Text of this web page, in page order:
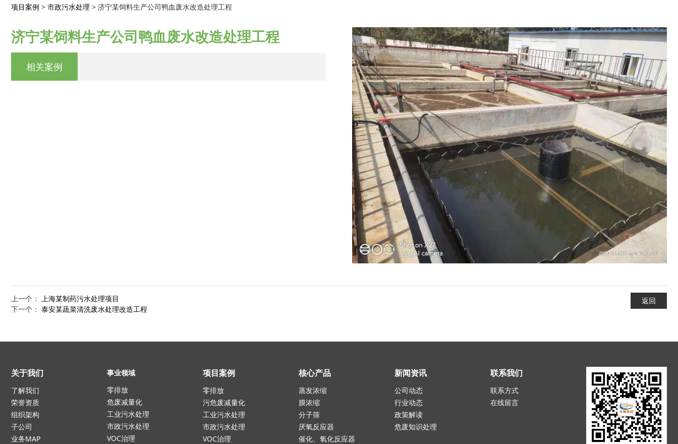
济宁某饲料生产公司鸭血废水改造处理工程
项目案例 > 市政污水处理 > 济宁某饲料生产公司鸭血废水改造处理工程
济宁某饲料生产公司鸭血废水改造处理工程
相关案例
上一个： 上海某制药污水处理项目
下一个： 泰安某蔬菜清洗废水处理改造工程
返回
关于我们
了解我们
荣誉资质
组织架构
子公司
业务MAP
事业领域
零排放
危废减量化
工业污水处理
市政污水处理
VOC治理
项目案例
零排放
污危废减量化
工业污水处理
市政污水处理
VOC治理
核心产品
蒸发浓缩
膜浓缩
分子筛
厌氧反应器
催化、氧化反应器
新闻资讯
公司动态
行业动态
政策解读
危废知识处理
联系我们
联系方式
在线留言